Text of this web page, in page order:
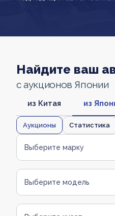
Найдите ваш
с аукционов Японии
из Китая из
Аукционы Статистика
Выберите марку
Выберите модель